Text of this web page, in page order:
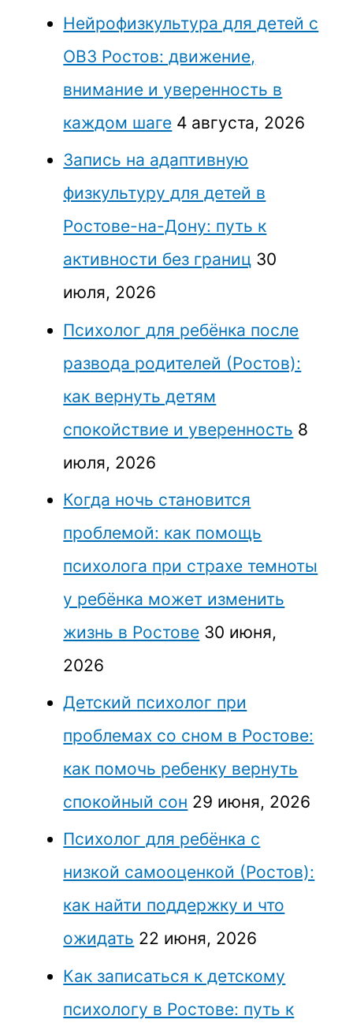
Нейрофизкультура для детей с
ОВЗ Ростов: движение,
внимание и уверенность в
каждом шаге 4 августа, 2026
Запись на адаптивную
физкультуру для детей в
Ростове-на-Дону: путь к
активности без границ 30
июля, 2026
Психолог для ребёнка после
развода родителей (Ростов):
как вернуть детям
спокойствие и уверенность 8
июля, 2026
Когда ночь становится
проблемой: как помощь
психолога при страхе темноты
у ребёнка может изменить
жизнь в Ростове 30 июня,
2026
Детский психолог при
проблемах со сном в Ростове:
как помочь ребенку вернуть
спокойный сон 29 июня, 2026
Психолог для ребёнка с
низкой самооценкой (Ростов):
как найти поддержку и что
ожидать 22 июня, 2026
Как записаться к детскому
психологу в Ростове: путь к